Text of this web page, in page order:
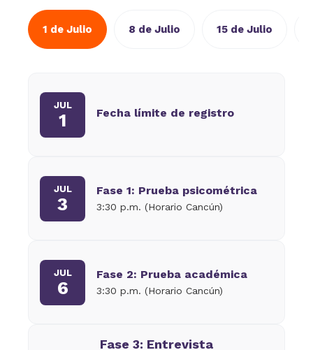
1 de Julio 8 de Julio 15 de Julio
JUL
1 Fecha límite de registro
JUL
3
Fase 1: Prueba psicométrica
3:30 p.m. (Horario Cancún)
JUL
6
Fase 2: Prueba académica
3:30 p.m. (Horario Cancún)
Fase 3: Entrevista